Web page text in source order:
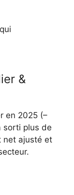
&
en 2025 (–
sorti plus de
net ajusté et